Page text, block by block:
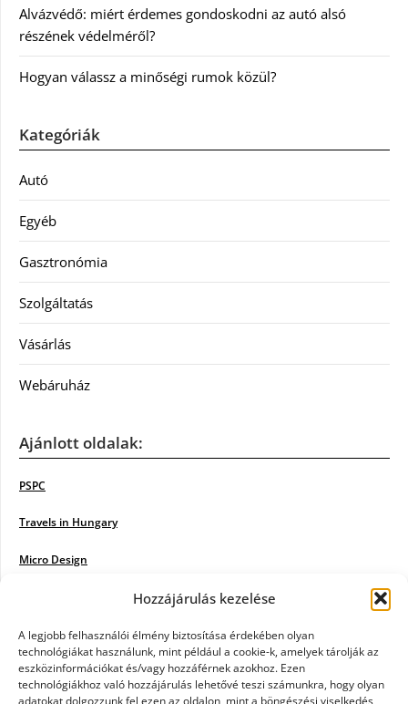
Hozzájárulás kezelése
A legjobb felhasználói élmény biztosítása érdekében olyan
technológiákat használunk, mint például a cookie-k, amelyek tárolják az
eszközinformációkat és/vagy hozzáférnek azokhoz. Ezen
technológiákhoz való hozzájárulás lehetővé teszi számunkra, hogy olyan
adatokat dolgozzunk fel ezen az oldalon, mint a böngészési viselkedés
Alvázvédő: miért érdemes gondoskodni az autó alsó
részének védelméről?
Hogyan válassz a minőségi rumok közül?
Kategóriák
Autó
Egyéb
Gasztronómia
Szolgáltatás
Vásárlás
Webáruház
Ajánlott oldalak:
PSPC
Travels in Hungary
Micro Design
Poiwiki
Öntözőrendszer